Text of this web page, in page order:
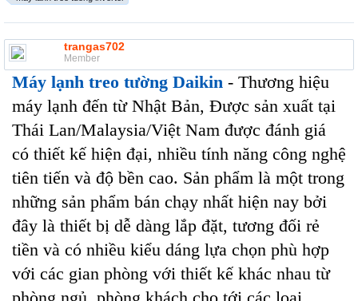
trangas702
Member
Máy lạnh treo tường Daikin - Thương hiệu
máy lạnh đến từ Nhật Bản, Được sản xuất tại
Thái Lan/Malaysia/Việt Nam được đánh giá
có thiết kế hiện đại, nhiều tính năng công nghệ
tiên tiến và độ bền cao. Sản phẩm là một trong
những sản phẩm bán chạy nhất hiện nay bởi
đây là thiết bị dễ dàng lắp đặt, tương đối rẻ
tiền và có nhiều kiểu dáng lựa chọn phù hợp
với các gian phòng với thiết kế khác nhau từ